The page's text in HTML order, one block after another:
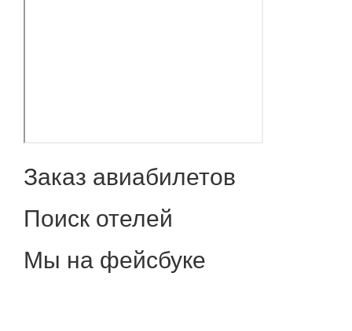
Заказ авиабилетов
Поиск отелей
Мы на фейсбуке